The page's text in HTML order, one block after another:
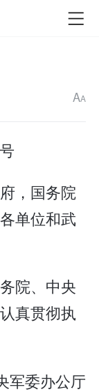
AA
，国务院
单位和武
院、中央
真贯彻执
委办公厅